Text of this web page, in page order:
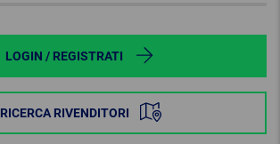
LOGIN / REGISTRATI
RICERCA RIVENDITORI